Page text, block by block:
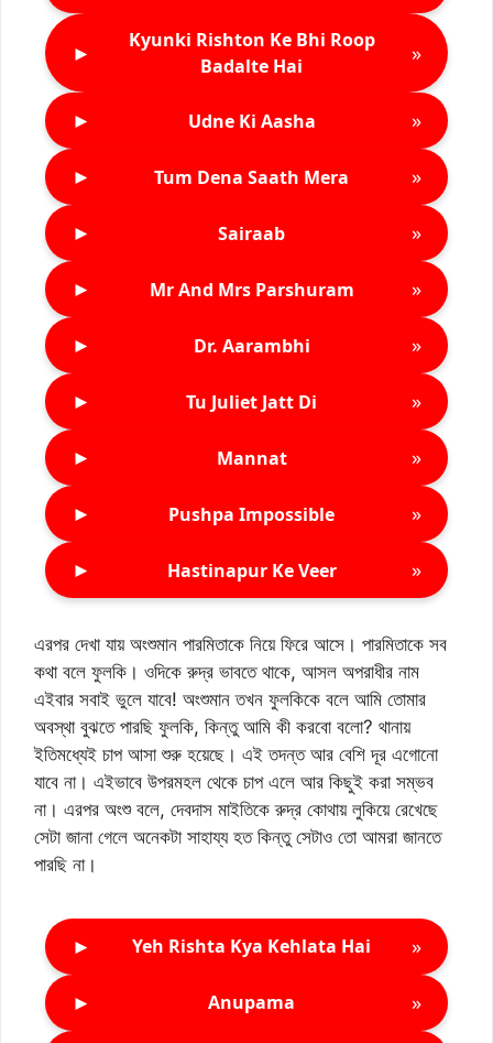
►
Kyunki Rishton Ke Bhi Roop
Badalte Hai
»
► Udne Ki Aasha »
► Tum Dena Saath Mera »
► Sairaab »
► Mr And Mrs Parshuram »
► Dr. Aarambhi »
► Tu Juliet Jatt Di »
► Mannat »
► Pushpa Impossible »
► Hastinapur Ke Veer »
এরপর দেখা যায় অংশুমান পারমিতাকে নিয়ে ফিরে আসে। পারমিতাকে সব
কথা বলে ফুলকি। ওদিকে রুদ্র ভাবতে থাকে, আসল অপরাধীর নাম
এইবার সবাই ভুলে যাবে! অংশুমান তখন ফুলকিকে বলে আমি তোমার
অবস্থা বুঝতে পারছি ফুলকি, কিন্তু আমি কী করবো বলো? থানায়
ইতিমধ্যেই চাপ আসা শুরু হয়েছে। এই তদন্ত আর বেশি দূর এগোনো
যাবে না। এইভাবে উপরমহল থেকে চাপ এলে আর কিছুই করা সম্ভব
না। এরপর অংশু বলে, দেবদাস মাইতিকে রুদ্র কোথায় লুকিয়ে রেখেছে
সেটা জানা গেলে অনেকটা সাহায্য হত কিন্তু সেটাও তো আমরা জানতে
পারছি না।
► Yeh Rishta Kya Kehlata Hai »
► Anupama »